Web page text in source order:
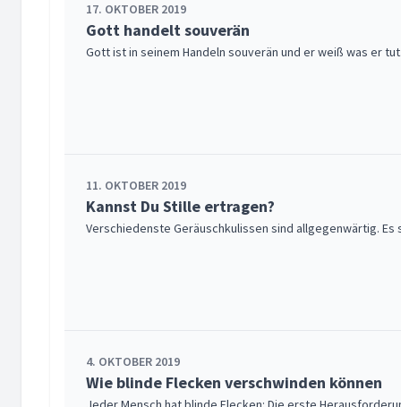
17. OKTOBER 2019
Gott handelt souverän
Gott ist in seinem Handeln souverän und er weiß was er
11. OKTOBER 2019
Kannst Du Stille ertragen?
Verschiedenste Geräuschkulissen sind allgegenwärtig.
4. OKTOBER 2019
Wie blinde Flecken verschwinden können